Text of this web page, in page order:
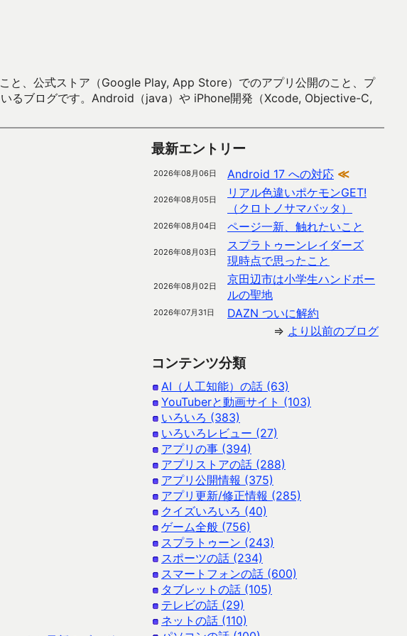
と、公式ストア（Google Play, App Store）でのアプリ公開のこと、プ
るブログです。Android（java）や iPhone開発（Xcode, Objective-C,
最新エントリー
2026年08月06日 Android 17 への対応 ≪
2026年08月05日
リアル色違いポケモンGET!
（クロトノサマバッタ）
2026年08月04日 ページ一新、触れたいこと
2026年08月03日
スプラトゥーンレイダーズ
現時点で思ったこと
2026年08月02日
京田辺市は小学生ハンドボー
ルの聖地
2026年07月31日
DAZN ついに解約
⇒ より以前のブログ
コンテンツ分類
AI（人工知能）の話 (63)
YouTuberと動画サイト (103)
いろいろ (383)
いろいろレビュー (27)
アプリの事 (394)
アプリストアの話 (288)
アプリ公開情報 (375)
アプリ更新/修正情報 (285)
クイズいろいろ (40)
ゲーム全般 (756)
スプラトゥーン (243)
スポーツの話 (234)
スマートフォンの話 (600)
タブレットの話 (105)
テレビの話 (29)
ネットの話 (110)